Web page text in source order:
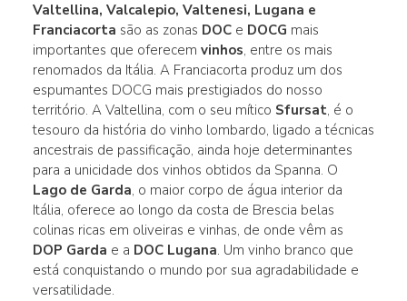
Valtellina, Valcalepio, Valtenesi, Lugana e
Franciacorta são as zonas DOCe DOCG mais
importantes que oferecem vinhos, entre os mais
renomados da Itália. A Franciacorta produz um dos
espumantes DOCG mais prestigiados do nosso
território. A Valtellina, com o seu mítico Sfursat, é o
tesouro da história do vinho lombardo, ligado a técnicas
ancestrais de passificação, ainda hoje determinantes
para a unicidade dos vinhos obtidos da Spanna. O
Lago de Garda, o maior corpo de água interior da
Itália, oferece ao longo da costa de Brescia belas
colinas ricas em oliveiras e vinhas, de onde vêm as
DOP Garda e a DOC Lugana. Um vinho branco que
está conquistando o mundo por sua agradabilidade e
versatilidade.